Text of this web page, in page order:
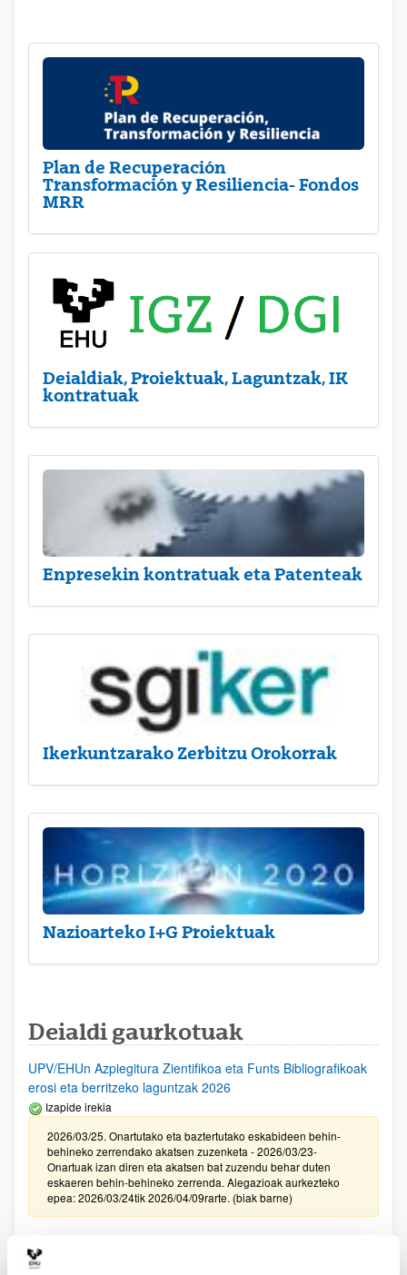
Plan de Recuperación
Transformación y Resiliencia- Fondos
MRR
Deialdiak, Proiektuak, Laguntzak, IK
kontratuak
Enpresekin kontratuak eta Patenteak
Ikerkuntzarako Zerbitzu Orokorrak
Nazioarteko I+G Proiektuak
Deialdi gaurkotuak
UPV/EHUn Azpiegitura Zientifikoa eta Funts Bibliografikoak
erosi eta berritzeko laguntzak 2026
Izapide irekia
2026/03/25. Onartutako eta baztertutako eskabideen behin-
behineko zerrendako akatsen zuzenketa - 2026/03/23-
Onartuak izan diren eta akatsen bat zuzendu behar duten
eskaeren behin-behineko zerrenda. Alegazioak aurkezteko
epea: 2026/03/24tik 2026/04/09rarte. (biak barne)
sustatzeko laguntzen deialdia (FECYT) 2026